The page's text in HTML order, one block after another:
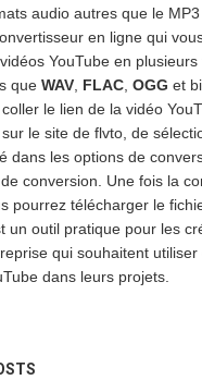
audio autres que le MP3
en ligne qui
YouTube en
que WAV FLAC OGG et
le lien de la vidéo
le site de flvto, de
dans les options de
conversion. Une fois la
pourrez télécharger le
un outil pratique pour les
qui souhaitent
dans leurs projets.